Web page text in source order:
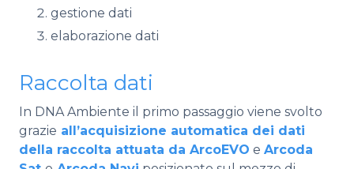
gestione dati
elaborazione dati
Raccolta dati
In DNA Ambiente il primo passaggio viene svolto
grazie all’acquisizione automatica dei dati
della raccolta attuata da ArcoEVO e Arcoda